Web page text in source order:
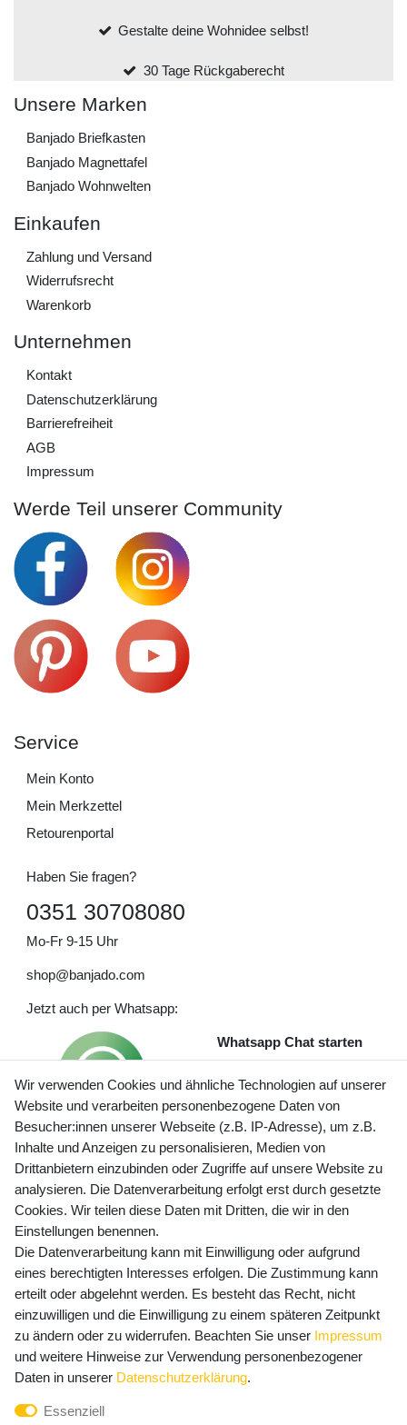
Gestalte deine Wohnidee selbst!
30 Tage Rückgaberecht
Unsere Marken
Banjado Briefkasten
Banjado Magnettafel
Banjado Wohnwelten
Einkaufen
Zahlung und Versand
Widerrufs­recht
Warenkorb
Unternehmen
Kontakt
Daten­schutz­erklärung
Barrierefreiheit
AGB
Impressum
Werde Teil unserer Community
Service
Mein Konto
Mein Merkzettel
Retourenportal
Haben Sie fragen?
0351 30708080
Mo-Fr 9-15 Uhr
shop@banjado.com
Jetzt auch per Whatsapp:
Whatsapp Chat starten
Preisangaben inkl. gesetzl. MwSt. und zzgl. Service- und
Versandkosten
Newsletter Anmeldung - Keine Angebote
mehr verpassen!
E-MAIL **
Newsletter
Honig
Hiermit bestätige ich, dass ich dieDaten­schutz­erklärung
widerrufen.**
Wir verwenden Cookies und ähnliche Technologien auf unserer
Website und verarbeiten personenbezogene Daten von
Besucher:innen unserer Webseite (z.B. IP-Adresse), um z.B.
Inhalte und Anzeigen zu personalisieren, Medien von
Drittanbietern einzubinden oder Zugriffe auf unsere Website zu
analysieren. Die Datenverarbeitung erfolgt erst durch gesetzte
Cookies. Wir teilen diese Daten mit Dritten, die wir in den
Einstellungen benennen.
Die Datenverarbeitung kann mit Einwilligung oder aufgrund
eines berechtigten Interesses erfolgen. Die Zustimmung kann
erteilt oder abgelehnt werden. Es besteht das Recht, nicht
einzuwilligen und die Einwilligung zu einem späteren Zeitpunkt
zu ändern oder zu widerrufen. Beachten Sie unser Impressum
und weitere Hinweise zur Verwendung personenbezogener
Daten in unserer Daten­schutz­erklärung.
Essenziell